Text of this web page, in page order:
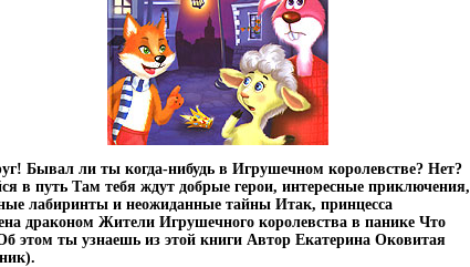
Бывал ли ты когда-нибудь в Игрушечном королевстве? Нет?
в путь Там тебя ждут добрые герои, интересные приключения,
лабиринты и неожиданные тайны Итак, принцесса
драконом Жители Игрушечного королевства в панике Что
этом ты узнаешь из этой книги Автор Екатерина Оковитая